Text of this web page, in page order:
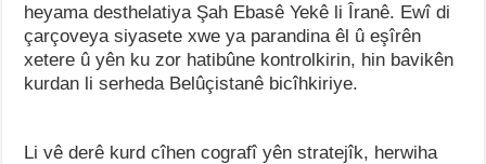
heyama desthelatiya Şah Ebasê Yekê li Îranê. Ewî di
çarçoveya siyasete xwe ya parandina êl û eşîrên
xetere û yên ku zor hatibûne kontrolkirin, hin bavikên
kurdan li serheda Belûçistanê bicîhkiriye.
Li vê derê kurd cîhen cografî yên stratejîk, herwiha